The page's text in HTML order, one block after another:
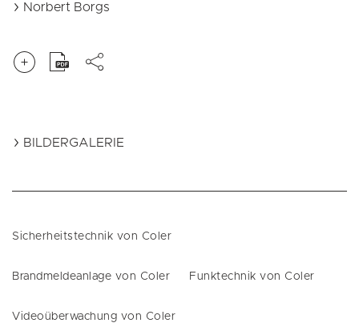
Norbert Borgs
BILDERGALERIE
Sicherheitstechnik von Coler
Brandmeldeanlage von Coler Funktechnik von Coler
Videoüberwachung von Coler